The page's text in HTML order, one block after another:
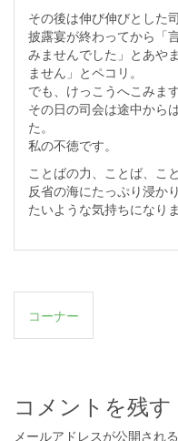
その後は伸び伸びとした
披露宴が終わってから「
みませんでした」とあや
ません」とペコリ。
でも、けっこうへこみます
その日の司会は途中から
た。
私の不徳です。
ことばの力、ことば、こと
反省の海にたっぷり浸か
たいような気持ちになりま
投
稿
ビ
ゲ
コーナー
コメントを残す
メールアドレスが公開され